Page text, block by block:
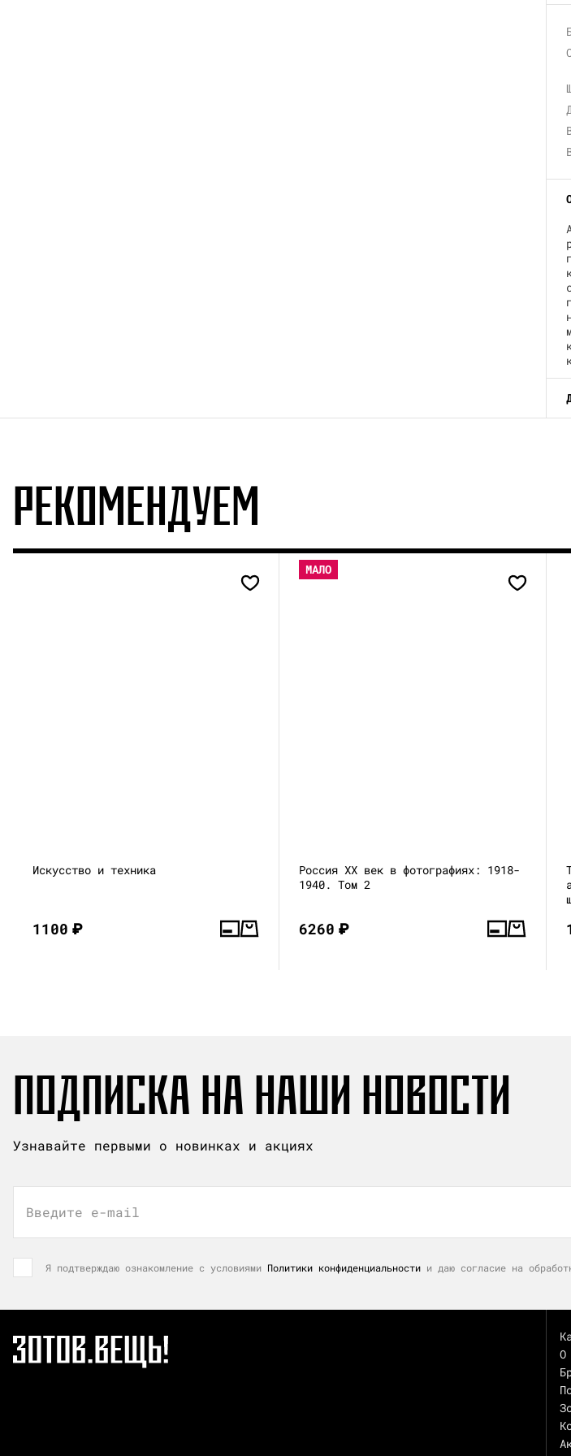
РЕКОМЕНДУЕМ
Искусство и техника
1100₽
МАЛО
Россия XX век в фотографиях: 1918-
1940. Том 2
6260₽
ПОДПИСКА НА НАШИ НОВОСТИ
Узнавайте первыми о новинках и акциях
Введите e-mail
Я подтверждаю ознакомление с условиями Политики конфиденциальности и даю согласие на
О